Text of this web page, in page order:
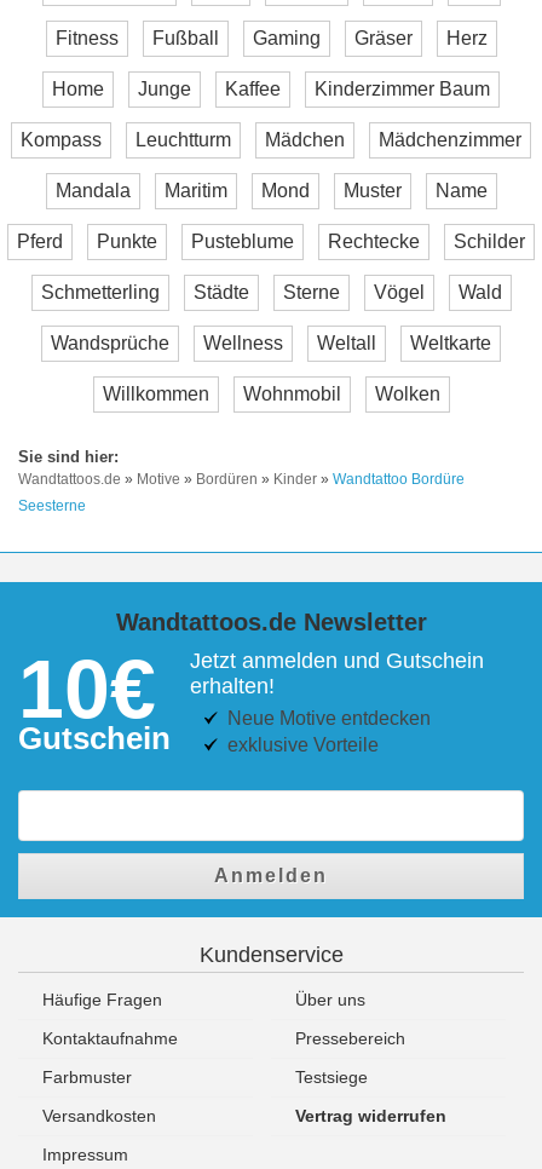
Fitness Fußball Gaming Gräser Herz
Home Junge Kaffee Kinderzimmer Baum
Kompass Leuchtturm Mädchen Mädchenzimmer
Mandala Maritim Mond Muster Name
Pferd Punkte Pusteblume Rechtecke Schilder
Schmetterling Städte Sterne Vögel Wald
Wandsprüche Wellness Weltall Weltkarte
Willkommen Wohnmobil Wolken
Wandtattoos.de » Motive » Bordüren » Kinder » Wandtattoo Bordüre
Seesterne
Wandtattoos.de Newsletter
10€
Gutschein
Jetzt anmelden und Gutschein
erhalten!
Neue Motive entdecken
exklusive Vorteile
Anmelden
Kundenservice
Häufige Fragen
Über uns
Kontaktaufnahme
Pressebereich
Farbmuster
Testsiege
Versandkosten
Vertrag widerrufen
Impressum